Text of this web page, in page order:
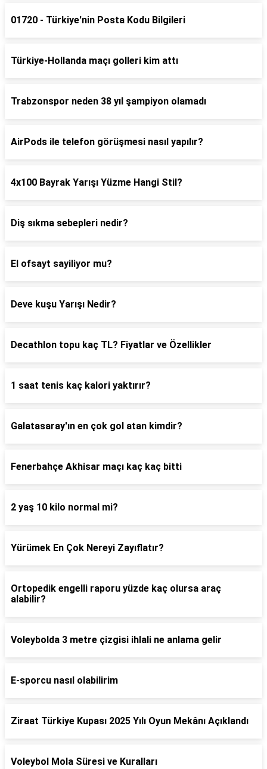
01720 - Türkiye'nin Posta Kodu Bilgileri
Türkiye-Hollanda maçı golleri kim attı
Trabzonspor neden 38 yıl şampiyon olamadı
AirPods ile telefon görüşmesi nasıl yapılır?
4x100 Bayrak Yarışı Yüzme Hangi Stil?
Diş sıkma sebepleri nedir?
El ofsayt sayiliyor mu?
Deve kuşu Yarışı Nedir?
Decathlon topu kaç TL? Fiyatlar ve Özellikler
1 saat tenis kaç kalori yaktırır?
Galatasaray'ın en çok gol atan kimdir?
Fenerbahçe Akhisar maçı kaç kaç bitti
2 yaş 10 kilo normal mi?
Yürümek En Çok Nereyi Zayıflatır?
Ortopedik engelli raporu yüzde kaç olursa araç
alabilir?
Voleybolda 3 metre çizgisi ihlali ne anlama gelir
E-sporcu nasıl olabilirim
Ziraat Türkiye Kupası 2025 Yılı Oyun Mekânı Açıklandı
Voleybol Mola Süresi ve Kuralları